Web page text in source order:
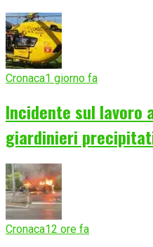
Cronaca1 giorno fa
Incidente sul lavoro
giardinieri
Cronaca12 ore fa